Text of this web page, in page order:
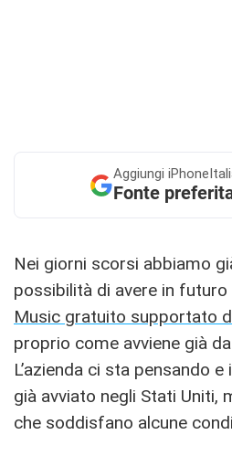
Aggiungi
Fonte
Nei giorni scorsi abbiamo
possibilità di avere in futuro
Music gratuito supportato
proprio come avviene già
L’azienda ci sta pensando
già avviato negli Stati Uniti,
che soddisfano alcune